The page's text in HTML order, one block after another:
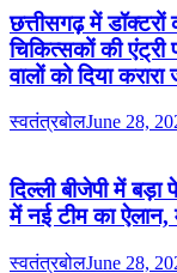
छत्तीसगढ़ में
चिकित्सकों की एंट्री
वालों को दिया करारा
स्वतंत्रबोलJune 28,
दिल्ली बीजेपी में
में नई टीम का ऐलान,
स्वतंत्रबोलJune 28,